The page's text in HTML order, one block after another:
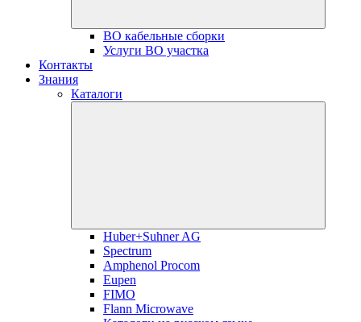
ВО кабельные сборки
Услуги ВО участка
Контакты
Знания
Каталоги
Huber+Suhner AG
Spectrum
Amphenol Procom
Eupen
FIMO
Flann Microwave